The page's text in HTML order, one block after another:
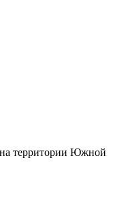
территории Южной